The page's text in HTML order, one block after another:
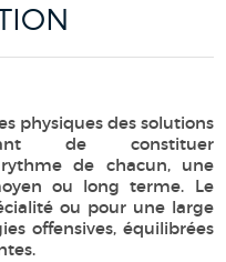
physiques des solutions
de constituer
de chacun, une
ou long terme. Le
ou pour une large
offensives, équilibrées